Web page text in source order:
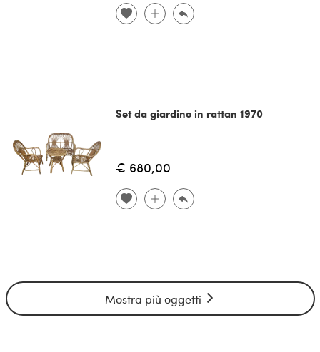
Set da giardino in rattan 1970
€ 680,00
Mostra più oggetti